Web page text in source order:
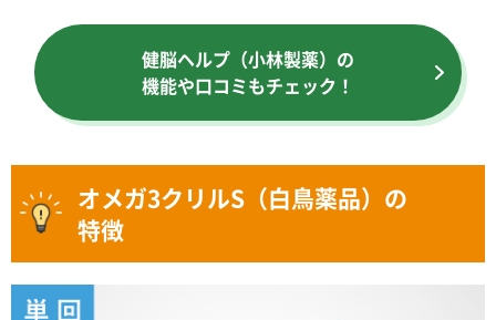
健脳ヘルプ（小林製薬）の
機能や口コミもチェック！
オメガ3クリルS（白鳥薬品）の
特徴